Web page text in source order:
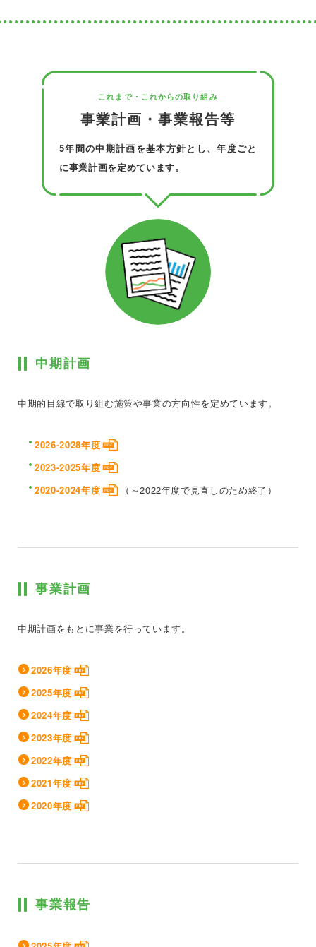
これまで・これからの取り組み
事業計画・事業報告等
5年間の中期計画を基本方針とし、年度ごと
に事業計画を定めています。
中期計画
中期的目線で取り組む施策や事業の方向性を定めています。
2026-2028年度
2023-2025年度
2020-2024年度
（～2022年度で見直しのため終了）
事業計画
中期計画をもとに事業を行っています。
2026年度
2025年度
2024年度
2023年度
2022年度
2021年度
2020年度
事業報告